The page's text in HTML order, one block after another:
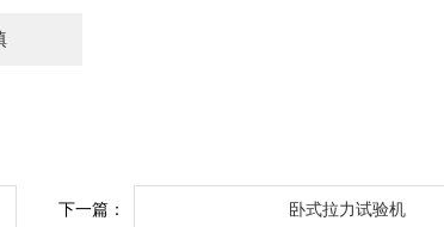
下一篇： 卧式拉力试验机